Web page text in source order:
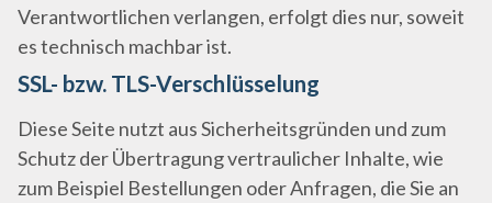
Verantwortlichen verlangen, erfolgt dies nur, soweit
es technisch machbar ist.
SSL- bzw. TLS-Verschlüsselung
Diese Seite nutzt aus Sicherheitsgründen und zum
Schutz der Übertragung vertraulicher Inhalte, wie
zum Beispiel Bestellungen oder Anfragen, die Sie an